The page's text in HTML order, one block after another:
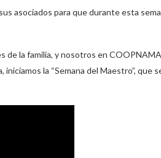
asociados para que durante esta
la familia, y nosotros en
la “Semana del Maestro”, que